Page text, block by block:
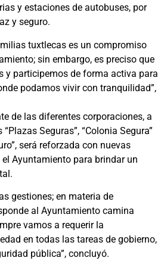
y estaciones de autobuses, por
y seguro.
tuxtlecas es un compromiso
sin embargo, es preciso que
y participemos de forma activa para
podamos vivir con tranquilidad”,
de las diferentes corporaciones, a
Seguras”, “Colonia Segura”
será reforzada con nuevas
Ayuntamiento para brindar un
gestiones; en materia de
al Ayuntamiento camina
vamos a requerir la
en todas las tareas de gobierno,
pública”, concluyó.